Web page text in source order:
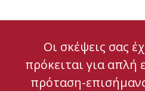
Οι σκέψεις σας
πρόκειται για απλή
πρόταση-